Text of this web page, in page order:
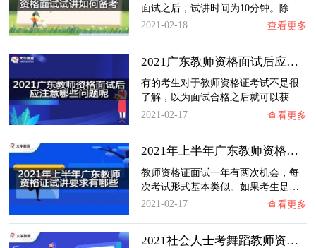
面试之后，试讲时间为10分钟。除…
2021-02-18
查看更多
2021广东教师资格面试后应注意哪些问题呢？
有的考生对于教师资格证考试不是很
了解，以为面试合格之后就可以获…
2021-02-17
查看更多
2021年上半年广东教师资格证试讲要求有哪些？…
教师资格证面试一年有两次机会，每
次考试形式基本类似。如果考生是…
2021-02-17
查看更多
2021社会人士考舞蹈教师资格证有用吗？